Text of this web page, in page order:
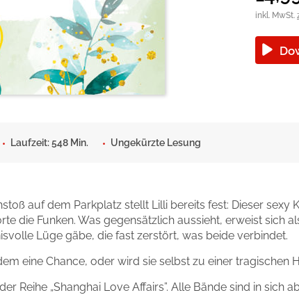
- Folge 1
inkl. MwSt.
Laufzeit: 548 Min. Ungekürzte Lesung
auf dem Parkplatz stellt Lilli bereits fest: Dieser
die Funken. Was gegensätzlich aussieht, erweist sich
Lüge gäbe, die fast zerstört, was beide verbindet.
eine Chance, oder wird sie selbst zu einer tragischen
Reihe „Shanghai Love Affairs”. Alle Bände sind in